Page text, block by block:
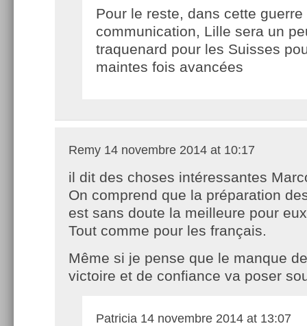
Pour le reste, dans cette
communication, Lille sera un
traquenard pour les Suisses
maintes fois avancées
Remy 14 novembre 2014 at 10:17
il dit des choses intéressantes
On comprend que la préparation
est sans doute la meilleure pour
Tout comme pour les français.
Même si je pense que le manque
victoire et de confiance va poser
Patricia 14 novembre 2014 at 13:07